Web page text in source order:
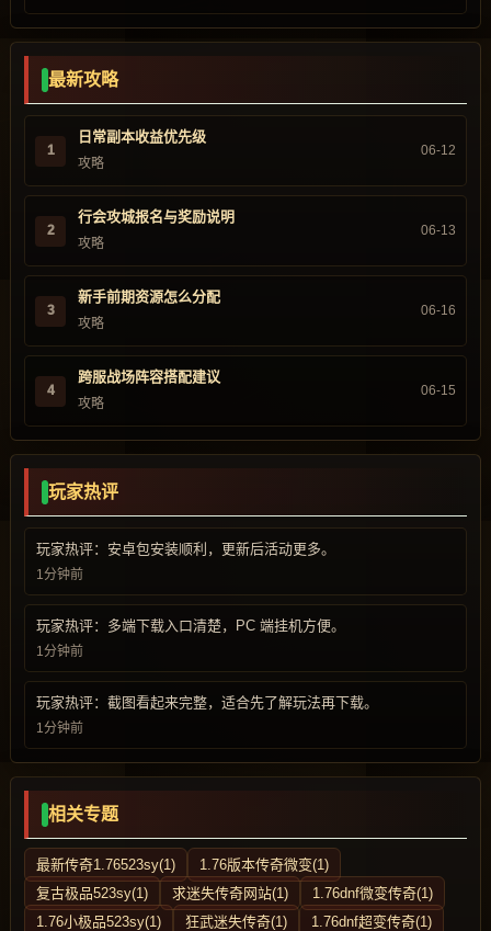
最新攻略
1
日常副本收益优先级
攻略
06-12
2
行会攻城报名与奖励说明
攻略
06-13
3
新手前期资源怎么分配
攻略
06-16
4
跨服战场阵容搭配建议
攻略
06-15
玩家热评
玩家热评：安卓包安装顺利，更新后活动更多。
1分钟前
玩家热评：多端下载入口清楚，PC 端挂机方便。
1分钟前
玩家热评：截图看起来完整，适合先了解玩法再下载。
1分钟前
相关专题
最新传奇1.76523sy(1)
1.76版本传奇微变(1)
复古极品523sy(1)
求迷失传奇网站(1)
1.76dnf微变传奇(1)
1.76小极品523sy(1)
狂武迷失传奇(1)
1.76dnf超变传奇(1)